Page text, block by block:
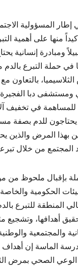
إطار المسؤولية
منها على أهمية
ومبادرة إنسانية
في حملة التبرع
بالتعاون
ومستشفى دبا
للمساهمة في تخفيف
يحتاجون للدم بصفة
بهذا المرض والذين
المجتمع من خلال
بإقبال ملحوظ من
الحكومية
المنطقة للتبرع
أهدافها، وتشجيع
والمجتمعية
الماسة إن أهداف
الصحي بمرض